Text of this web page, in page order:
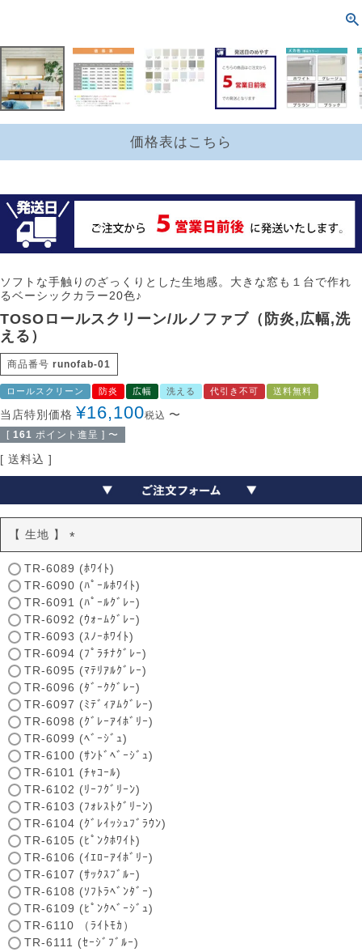
価格表はこちら
ソフトな手触りのざっくりとした生地感。大きな窓も１台で作れ
るベーシックカラー20色♪
TOSOロールスクリーン/ルノファブ（防炎,広幅,洗
える）
商品番号 runofab-01
ロールスクリーン 防炎 広幅 洗える 代引き不可 送料無料
当店特別価格 ¥16,100税込 〜
[ 161 ポイント進呈 ] 〜
送料込
【 生地 】
(
必
須
)
TR-6089 (ﾎﾜｲﾄ)
TR-6090 (ﾊﾟｰﾙﾎﾜｲﾄ)
TR-6091 (ﾊﾟｰﾙｸﾞﾚｰ)
TR-6092 (ｳｫｰﾑｸﾞﾚｰ)
TR-6093 (ｽﾉｰﾎﾜｲﾄ)
TR-6094 (ﾌﾟﾗﾁﾅｸﾞﾚｰ)
TR-6095 (ﾏﾃﾘｱﾙｸﾞﾚｰ)
TR-6096 (ﾀﾞｰｸｸﾞﾚｰ)
TR-6097 (ﾐﾃﾞｨｱﾑｸﾞﾚｰ)
TR-6098 (ｸﾞﾚｰｱｲﾎﾞﾘｰ)
TR-6099 (ﾍﾞｰｼﾞｭ)
TR-6100 (ｻﾝﾄﾞﾍﾞｰｼﾞｭ)
TR-6101 (ﾁｬｺｰﾙ)
TR-6102 (ﾘｰﾌｸﾞﾘｰﾝ)
TR-6103 (ﾌｫﾚｽﾄｸﾞﾘｰﾝ)
TR-6104 (ｸﾞﾚｲｯｼｭﾌﾞﾗｳﾝ)
TR-6105 (ﾋﾟﾝｸﾎﾜｲﾄ)
TR-6106 (ｲｴﾛｰｱｲﾎﾞﾘｰ)
TR-6107 (ｻｯｸｽﾌﾞﾙｰ)
TR-6108 (ｿﾌﾄﾗﾍﾞﾝﾀﾞｰ)
TR-6109 (ﾋﾟﾝｸﾍﾞｰｼﾞｭ)
TR-6110 （ﾗｲﾄﾓｶ）
TR-6111 (ｾｰｼﾞﾌﾞﾙｰ)